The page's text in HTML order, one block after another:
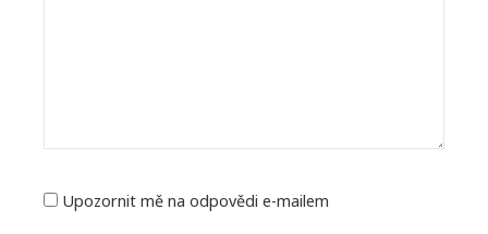
Upozornit mě na odpovědi e-mailem